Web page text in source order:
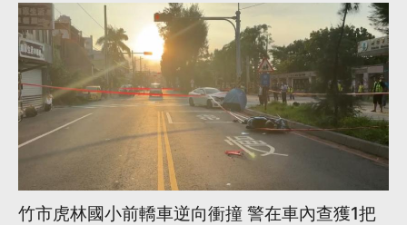
竹市虎林國小前轎車逆向衝撞 警在車內查獲1把